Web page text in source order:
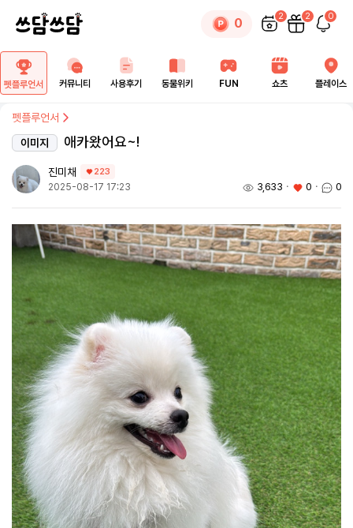
0 2 2 0
펫플루언서 커뮤니티 사용후기 동물위키 FUN 쇼츠 플레이스
펫플루언서
이미지
애카왔어요~!
진미채 223
2025-08-17 17:23 3,633 ㆍ 0 ㆍ 0